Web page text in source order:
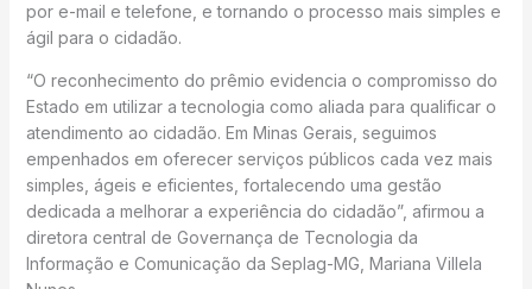
por e-mail e telefone, e tornando o processo mais simples e
ágil para o cidadão.
“O reconhecimento do prêmio evidencia o compromisso do
Estado em utilizar a tecnologia como aliada para qualificar o
atendimento ao cidadão. Em Minas Gerais, seguimos
empenhados em oferecer serviços públicos cada vez mais
simples, ágeis e eficientes, fortalecendo uma gestão
dedicada a melhorar a experiência do cidadão”, afirmou a
diretora central de Governança de Tecnologia da
Informação e Comunicação da Seplag-MG, Mariana Villela